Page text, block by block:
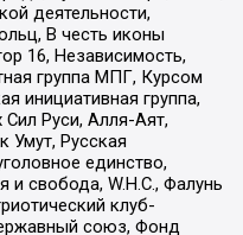
деятельности,
В честь иконы
16, Независимость,
группа МПГ, Курсом
инициативная группа,
Руси, Алля-Аят,
Умут, Русская
единство,
свобода, W.H.С., Фалунь
клуб-
союз, Фонд